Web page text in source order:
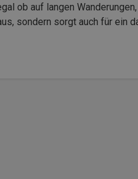
ob auf langen
sondern sorgt auch für ein